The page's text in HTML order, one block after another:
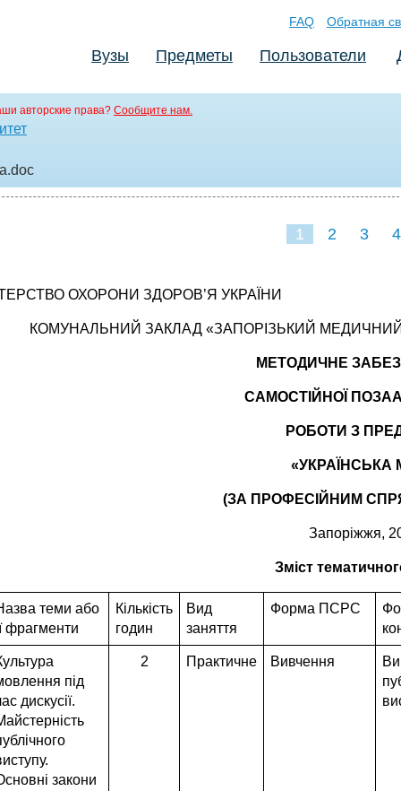
FAQ Обратная
Вузы Предметы Пользователи
авторские права? Сообщите нам.
.doc
1 2 3 4
ОХОРОНИ ЗДОРОВ’Я УКРАЇНИ
КОМУНАЛЬНИЙ ЗАКЛАД «ЗАПОРІЗЬКИЙ
МЕТОДИЧНЕ
САМОСТІЙНОЇ
РОБОТИ З
«УКРАЇНСЬКА
(ЗА ПРОФЕСІЙНИМ
Запоріжжя,
Зміст
теми або
фрагменти
Кількість
годин
Вид
заняття
Форма ПСРС
під
дискусії.
закони
2 Практичне Вивчення